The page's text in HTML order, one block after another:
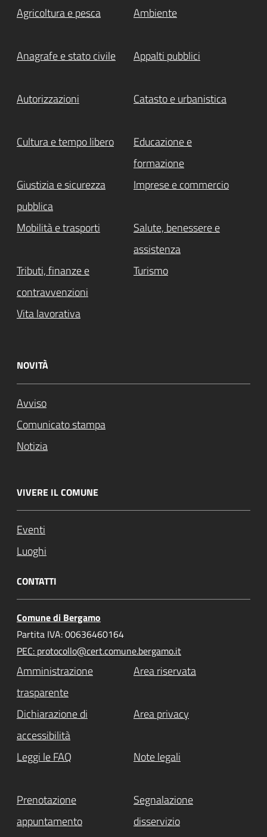
Agricoltura e pesca Ambiente
Anagrafe e stato civile Appalti pubblici
Autorizzazioni Catasto e urbanistica
Cultura e tempo libero
Educazione e
formazione
Giustizia e sicurezza
pubblica
Imprese e commercio
Mobilità e trasporti
Salute, benessere e
assistenza
Tributi, finanze e
contravvenzioni
Turismo
Vita lavorativa
NOVITÀ
Avviso
Comunicato stampa
Notizia
VIVERE IL COMUNE
Eventi
Luoghi
CONTATTI
Comune di Bergamo
Partita IVA: 00636460164
PEC: protocollo@cert.comune.bergamo.it
Amministrazione
trasparente
Area riservata
Dichiarazione di
accessibilità
Area privacy
Leggi le FAQ Note legali
Prenotazione
appuntamento
Segnalazione
disservizio